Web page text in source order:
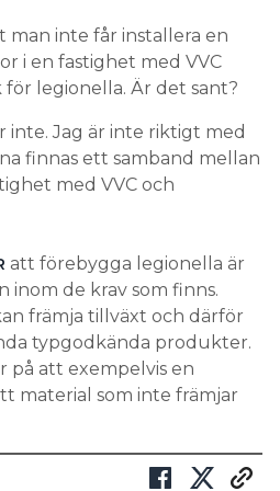
man inte får installera en
i en fastighet med VVC
legionella. Är det sant?
inte. Jag är inte riktigt med
finnas ett samband mellan
med VVC och
att förebygga legionella är
de krav som finns.
främja tillväxt och därför
typgodkända produkter.
på att exempelvis en
material som inte främjar